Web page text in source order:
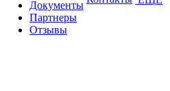
Документы
Партнеры
Отзывы